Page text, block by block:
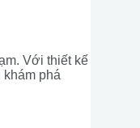
Với thiết kế
phá